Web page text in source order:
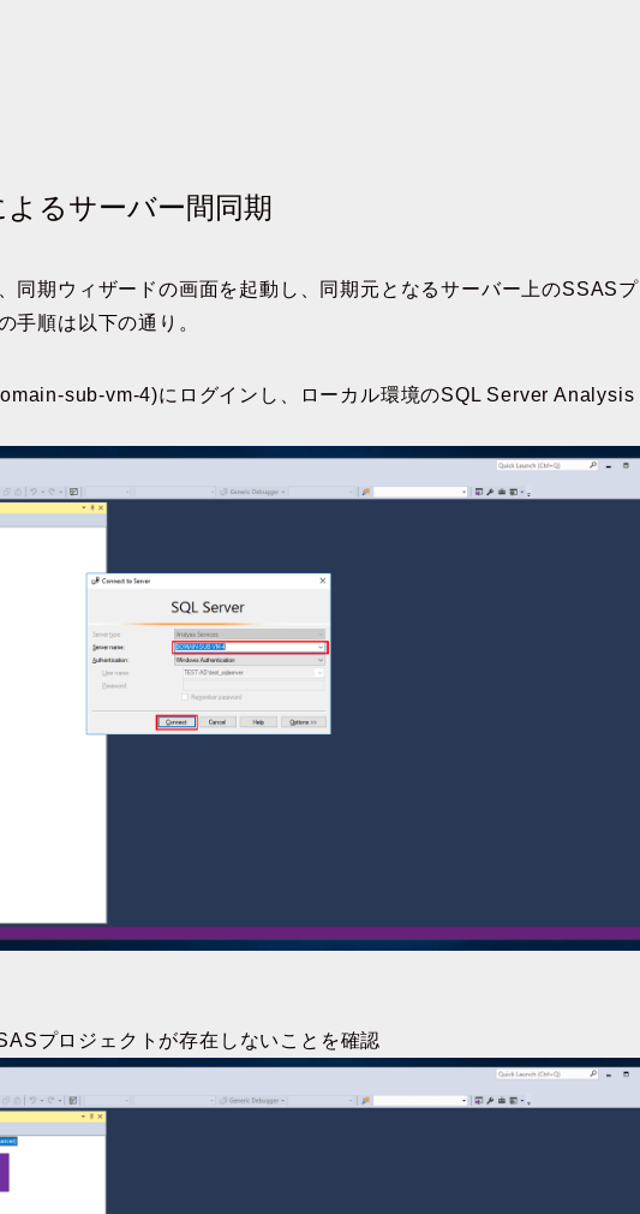
るサーバー間同期
同期ウィザードの画面を起動し、同期元となるサーバー上のSSASプ
手順は以下の通り。
sub-vm-4)にログインし、ローカル環境のSQL Server Analysis
プロジェクトが存在しないことを確認